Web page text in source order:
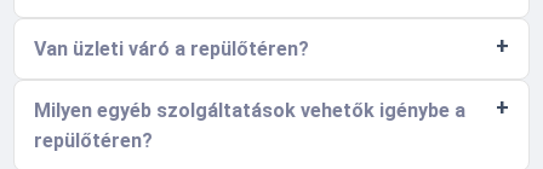
Van üzleti váró a repülőtéren?
Milyen egyéb szolgáltatások vehetők igénybe a
repülőtéren?